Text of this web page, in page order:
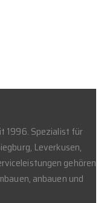
1996. Spezialist für
Leverkusen,
gehören
anbauen und